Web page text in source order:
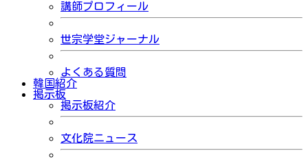
講師プロフィール
世宗学堂ジャーナル
よくある質問
韓国紹介
掲示板
掲示板紹介
文化院ニュース